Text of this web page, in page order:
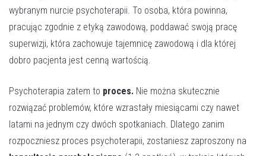
wybranym nurcie psychoterapii. To osoba, która powinna,
pracując zgodnie z etyką zawodową, poddawać swoją pracę
superwizji, która zachowuje tajemnicę zawodową i dla której
dobro pacjenta jest cenną wartością.
Psychoterapia zatem to proces. Nie można skutecznie
rozwiązać problemów, które wzrastały miesiącami czy nawet
latami na jednym czy dwóch spotkaniach. Dlatego zanim
rozpoczniesz proces psychoterapii, zostaniesz zaproszony na
Akceptujępolitykę prywatności